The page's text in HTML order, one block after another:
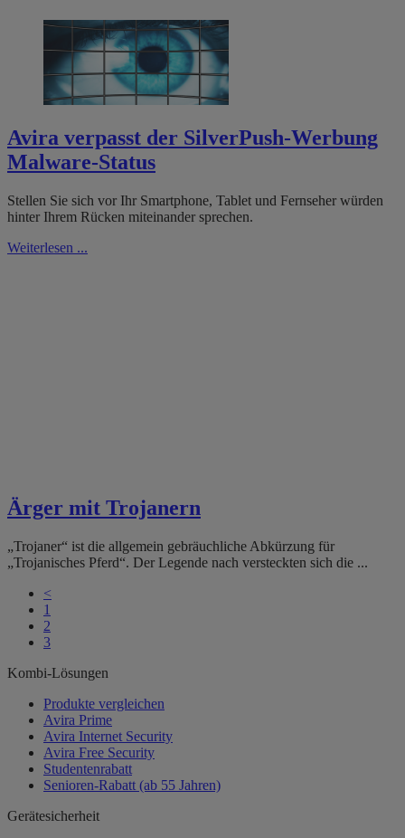
Avira verpasst der SilverPush-Werbung
Malware-Status
Stellen Sie sich vor Ihr Smartphone, Tablet und Fernseher würden
hinter Ihrem Rücken miteinander sprechen.
Weiterlesen ...
Ärger mit Trojanern
„Trojaner“ ist die allgemein gebräuchliche Abkürzung für
„Trojanisches Pferd“. Der Legende nach versteckten sich die ...
<
1
2
3
Kombi-Lösungen
Produkte vergleichen
Avira Prime
Avira Internet Security
Avira Free Security
Studentenrabatt
Senioren-Rabatt (ab 55 Jahren)
Gerätesicherheit